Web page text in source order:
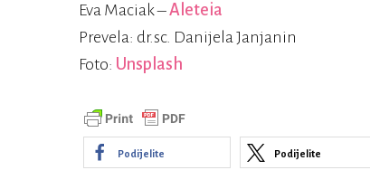
Eva Maciak –Aleteia
Prevela: dr.sc. Danijela Janjanin
Foto: Unsplash
Podijelite Podijelite